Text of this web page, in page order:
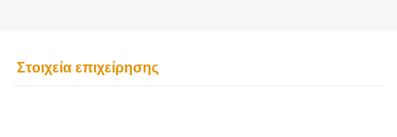
Στοιχεία επιχείρησης